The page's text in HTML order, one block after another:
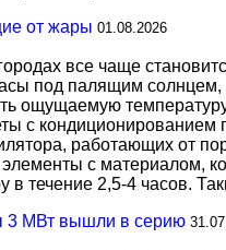
от жары 01.08.2026
все чаще
под палящим
ощущаемую
с кондиционированием
работающих от
с материалом,
в течение 2,5-4 часов.
3 МВт вышли в серию